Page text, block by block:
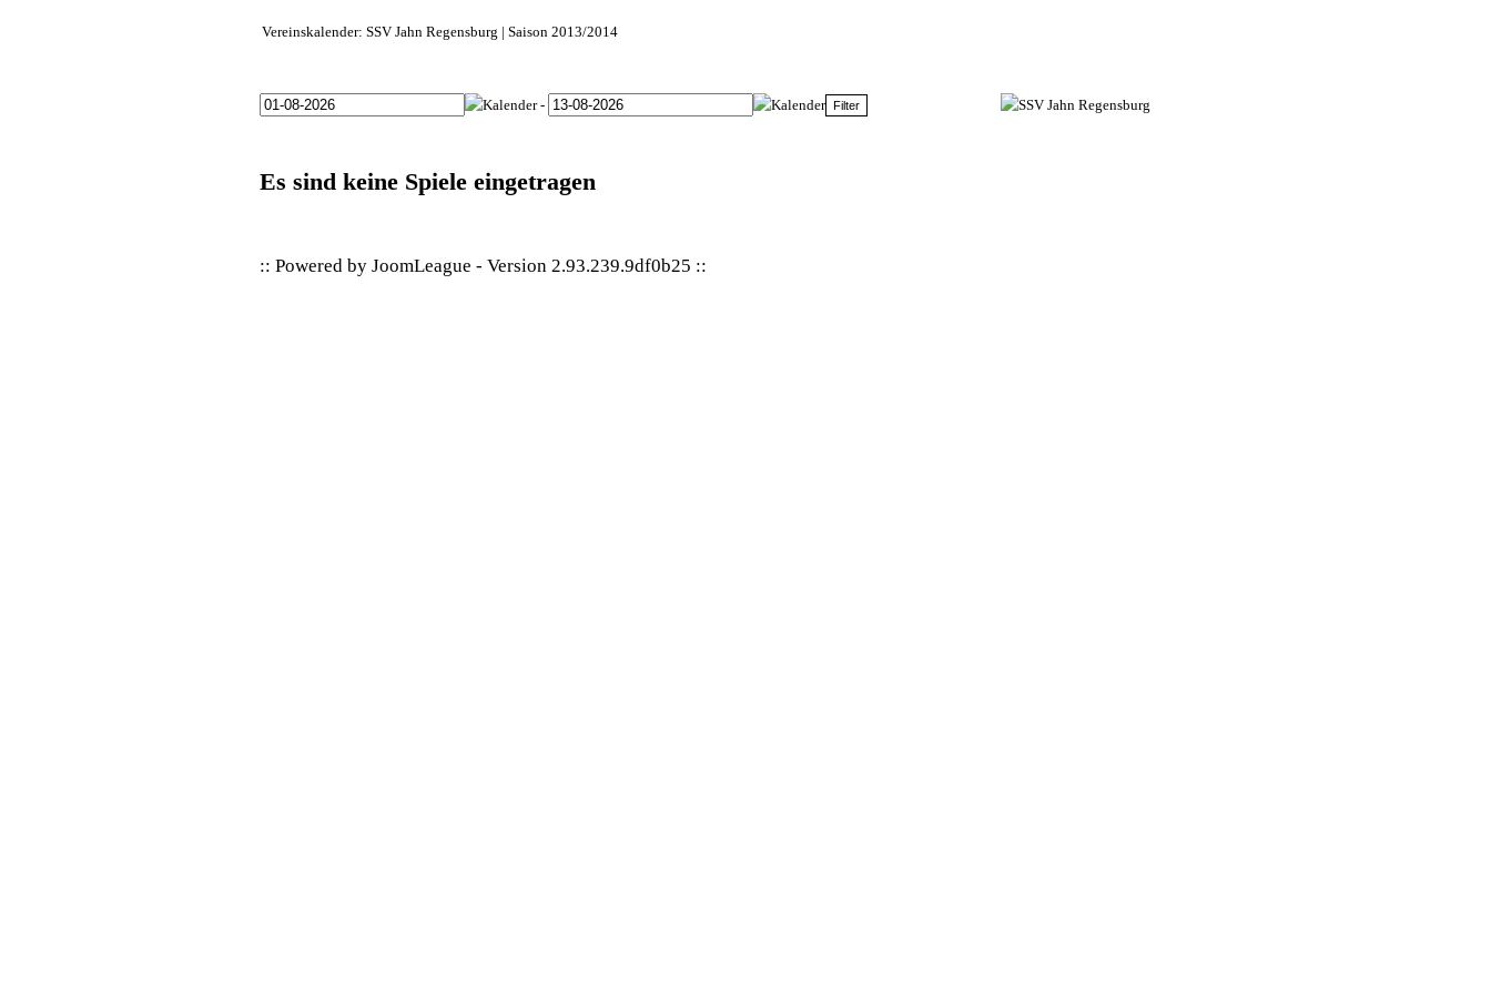
Vereinskalender: SSV Jahn Regensburg | Saison 2013/2014
-
Es sind keine Spiele eingetragen
:: Powered by JoomLeague - Version 2.93.239.9df0b25 ::